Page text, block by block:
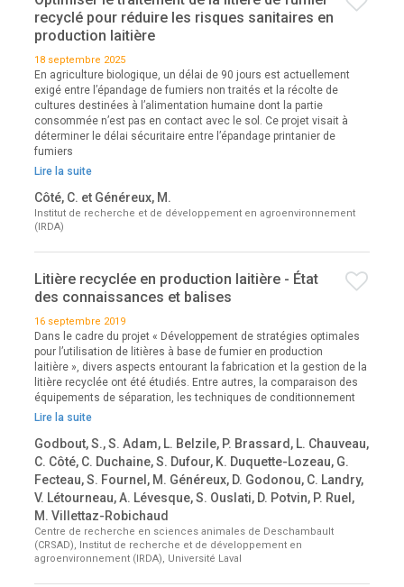
recyclé pour réduire les risques sanitaires en
production laitière
18 septembre 2025
En agriculture biologique, un délai de 90 jours est actuellement
exigé entre l’épandage de fumiers non traités et la récolte de
cultures destinées à l’alimentation humaine dont la partie
consommée n’est pas en contact avec le sol. Ce projet visait à
déterminer le délai sécuritaire entre l’épandage printanier de
fumiers
Lire la suite
Côté, C. et Généreux, M.
Institut de recherche et de développement en agroenvironnement
(IRDA)
Litière recyclée en production laitière - État
des connaissances et balises
16 septembre 2019
Dans le cadre du projet « Développement de stratégies optimales
pour l’utilisation de litières à base de fumier en production
laitière », divers aspects entourant la fabrication et la gestion de la
litière recyclée ont été étudiés. Entre autres, la comparaison des
équipements de séparation, les techniques de conditionnement
Lire la suite
Godbout, S., S. Adam, L. Belzile, P. Brassard, L. Chauveau,
C. Côté, C. Duchaine, S. Dufour, K. Duquette-Lozeau, G.
Fecteau, S. Fournel, M. Généreux, D. Godonou, C. Landry,
V. Létourneau, A. Lévesque, S. Ouslati, D. Potvin, P. Ruel,
M. Villettaz-Robichaud
Centre de recherche en sciences animales de Deschambault
(CRSAD), Institut de recherche et de développement en
agroenvironnement (IRDA), Université Laval